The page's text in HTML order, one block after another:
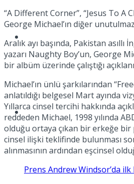
Tatil
“A Different Corner”, “Jesus To A
George Michael’ın diğer unutulmaz
Aralık ayı başında, Pakistan asıllı
yazarı Naughty Boy’un, George
bir albüm üzerinde çalıştığı
Michael’ın ünlü şarkılarından
anlatıldığı belgesel Mart ayında
Yıllarca cinsel tercihi hakkında
reddeden Michael, 1998 yılında
olduğu ortaya çıkan bir erkeğe bir
cinsel ilişki teklifinde bulunması
alınmasının ardından eşcinsel
Prens Andrew Windsor’da